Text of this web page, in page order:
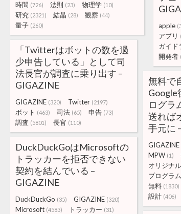
時間 (726) 法則 (23) 物理学 (10)
研究 (2321) 結晶 (28) 観察 (44)
量子 (260) apple
アプリ
ガイド
開発者
「Twitterはボットの数を過
少申告している」として司
法長官が調査に乗り出す –
GIGAZINE
GIGAZINE (320) Twitter (2197)
ボット (463) 司法 (65) 申告 (73)
調査 (5801) 長官 (110)
無料で
Google
ログラ
送れば
手元に
GIGAZINE
MPW (1)
オリジナル
プログラム
無料 (1830)
設計 (406)
DuckDuckGoはMicrosoftの
トラッカーを拒否できない
契約を結んでいる –
GIGAZINE
DuckDuckGo (35) GIGAZINE (320)
Microsoft (4583) トラッカー (31)